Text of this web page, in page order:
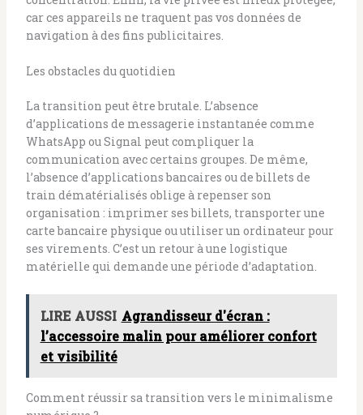
car ces appareils ne traquent pas vos données de
navigation à des fins publicitaires.
Les obstacles du quotidien
La transition peut être brutale. L’absence
d’applications de messagerie instantanée comme
WhatsApp ou Signal peut compliquer la
communication avec certains groupes. De même,
l’absence d’applications bancaires ou de billets de
train dématérialisés oblige à repenser son
organisation : imprimer ses billets, transporter une
carte bancaire physique ou utiliser un ordinateur pour
ses virements. C’est un retour à une logistique
matérielle qui demande une période d’adaptation.
LIRE AUSSI Agrandisseur d'écran :
l’accessoire malin pour améliorer confort
et visibilité
Comment réussir sa transition vers le minimalisme